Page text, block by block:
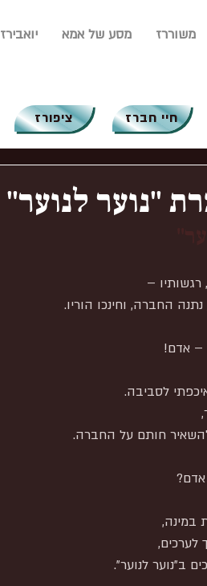
משוררז מסע של אמא יואבירז
ציפורז חיי חברז
"נוער לנוער"
–
החברה, וחינכו הוריו.
– אדם!
לסביבה.
חותם על החברה.
אדם?
במינה,
לערכים,
ב"נוער לנוער".